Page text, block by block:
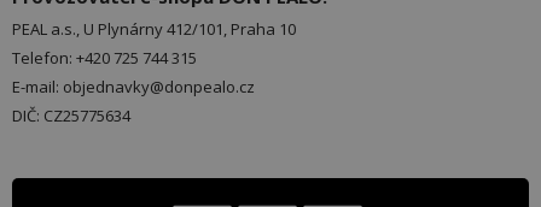
PEAL a.s., U Plynárny 412/101, Praha 10
Telefon: +420 725 744 315
E-mail: objednavky@donpealo.cz
DIČ: CZ25775634